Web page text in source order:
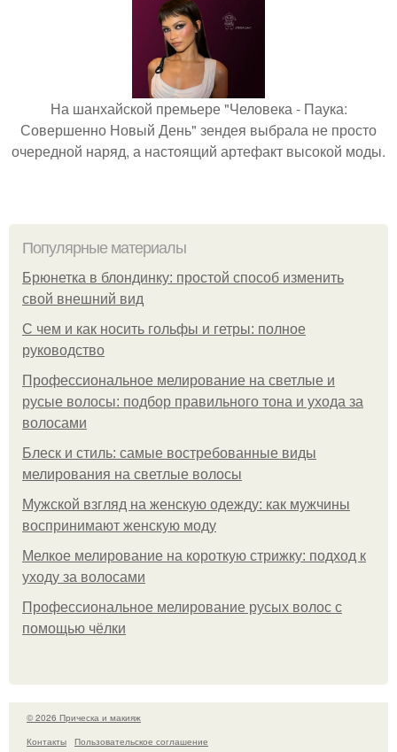
На шанхайской премьере "Человека - Паука:
Совершенно Новый День" зендея выбрала не просто
очередной наряд, а настоящий артефакт высокой моды.
Популярные материалы
Брюнетка в блондинку: простой способ изменить
свой внешний вид
С чем и как носить гольфы и гетры: полное
руководство
Профессиональное мелирование на светлые и
русые волосы: подбор правильного тона и ухода за
волосами
Блеск и стиль: самые востребованные виды
мелирования на светлые волосы
Мужской взгляд на женскую одежду: как мужчины
воспринимают женскую моду
Мелкое мелирование на короткую стрижку: подход к
уходу за волосами
Профессиональное мелирование русых волос с
помощью чёлки
© 2026 Прическа и макияж
Контакты
Пользовательское соглашение